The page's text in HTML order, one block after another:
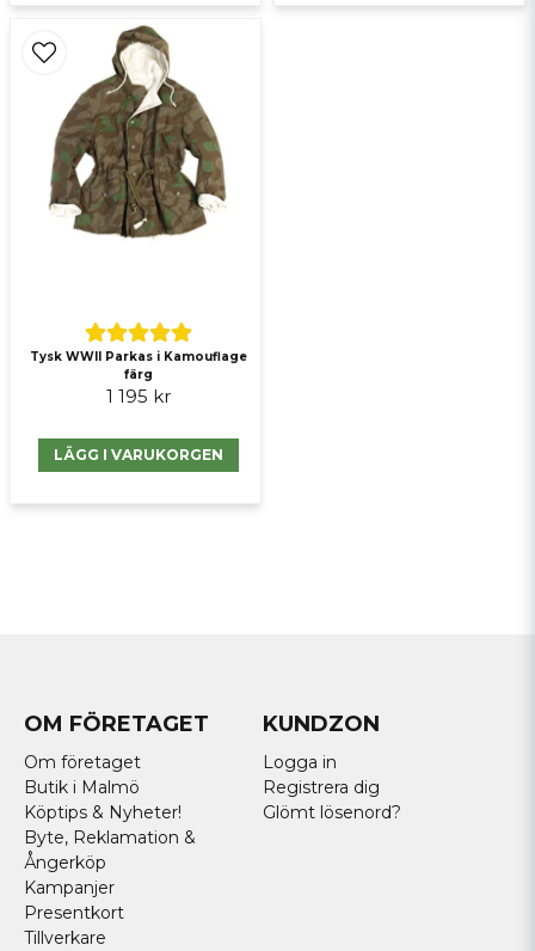
Tysk WWII Parkas i Kamouflage
färg
1 195 kr
LÄGG I VARUKORGEN
OM FÖRETAGET
Om företaget
Butik i Malmö
Köptips & Nyheter!
Byte, Reklamation &
Ångerköp
Kampanjer
Presentkort
Tillverkare
KUNDZON
Logga in
Registrera dig
Glömt lösenord?